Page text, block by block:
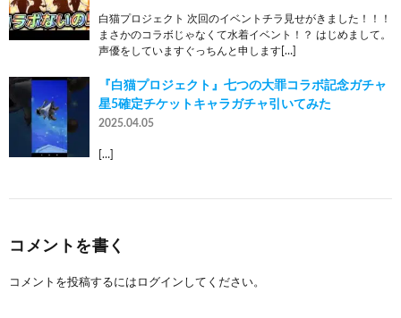
白猫プロジェクト 次回のイベントチラ見せがきました！！！
まさかのコラボじゃなくて水着イベント！？ はじめまして。
声優をしていますぐっちんと申します[…]
『白猫プロジェクト』七つの大罪コラボ記念ガチャ
星5確定チケットキャラガチャ引いてみた
2025.04.05
[…]
コメントを書く
コメントを投稿するには ログイン してください。